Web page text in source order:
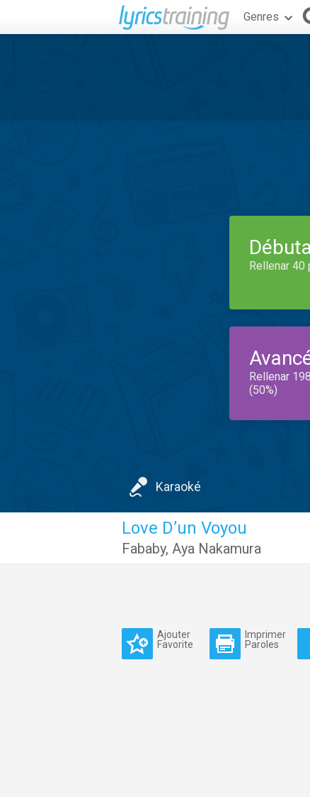
Genres
Rellenar 40
Rellenar
(50%)
Karaoké
Love D’un Voyou
Fababy, Aya Nakamura
Ajouter
Favorite
Imprimer
Paroles